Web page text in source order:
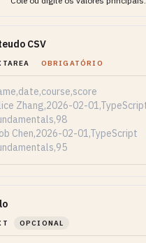
CSV
OBRIGATÓRIO
OPCIONAL